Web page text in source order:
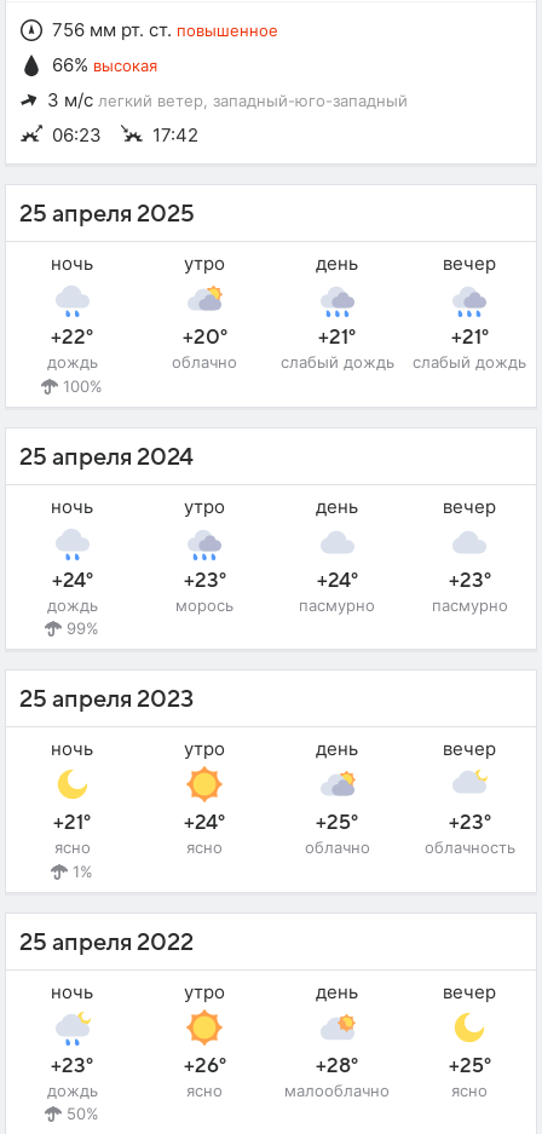
756 мм рт. ст. повышенное
66% высокая
3 м/с легкий ветер , западный-юго-западный
06:23 17:42
25 апреля 2025
ночь
+22°
дождь
100%
утро
+20°
облачно
день
+21°
слабый дождь
вечер
+21°
слабый дождь
25 апреля 2024
ночь
+24°
дождь
99%
утро
+23°
морось
день
+24°
пасмурно
вечер
+23°
пасмурно
25 апреля 2023
ночь
+21°
ясно
1%
утро
+24°
ясно
день
+25°
облачно
вечер
+23°
облачность
25 апреля 2022
ночь
+23°
дождь
50%
утро
+26°
ясно
день
+28°
малооблачно
вечер
+25°
ясно